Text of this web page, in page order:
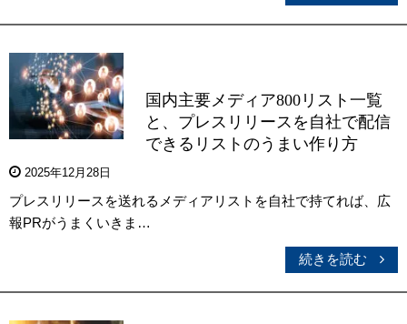
国内主要メディア800リスト一覧
と、プレスリリースを自社で配信
できるリストのうまい作り方
2025年12月28日
プレスリリースを送れるメディアリストを自社で持てれば、広
報PRがうまくいきま…
続きを読む